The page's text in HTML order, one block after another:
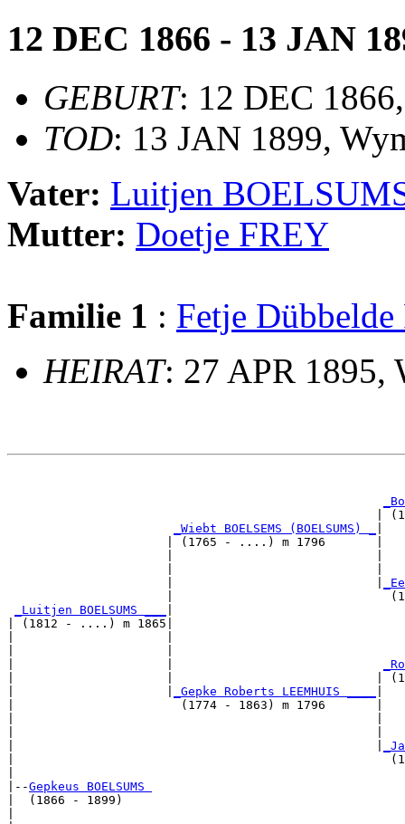
12 DEC 1866 - 13 JAN
GEBURT: 12 DEC
TOD: 13 JAN 1899,
Vater: Luitjen
Mutter: Doetje FREY
Familie 1 : Fetje Dübbelde
HEIRAT: 27 APR 1895,
_Wiebt BOELSEMS (BOELSUMS) _
                      | (1765 - ....) m 1796       |
|
_Luitjen BOELSUMS ___
| (1812 - ....) m 1865|
|                     |                            |
_Gepke Roberts LEEMHUIS ____
|                       (1774 - 1863) m 1796       |
|
|--Gepkeus BOELSUMS
|  (1866 - 1899)